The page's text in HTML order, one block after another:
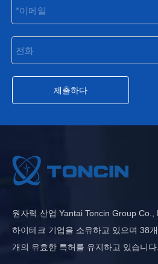
제출하다
원자력 산업 Yantai Toncin Group
하이테크 기업을 소유하고 있으며 38
개의 유효한 특허를 유지하고 있습니다